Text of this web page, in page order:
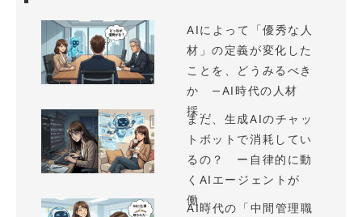
AIによって「優秀な人
材」の定義が変化した
ことを、どうみるべき
か —AI時代の人材
採...
まだ、生成AIのチャッ
トボットで消耗してい
るの？ ー自律的に動
くAIエージェントが
働...
AI時代の「中間管理職